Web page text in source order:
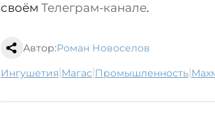
своём Телеграм-канале.
Автор:Роман Новоселов
Ингушетия| Магас| промышленность|